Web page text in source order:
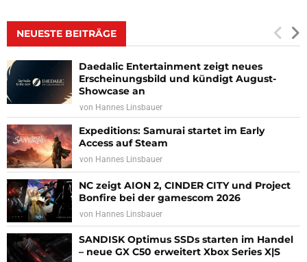
NEUESTE BEITRÄGE
Daedalic Entertainment zeigt neues
Erscheinungsbild und kündigt August-
Showcase an
von Hannes Linsbauer
Expeditions: Samurai startet im Early
Access auf Steam
von Hannes Linsbauer
NC zeigt AION 2, CINDER CITY und Project
Bonfire bei der gamescom 2026
von Hannes Linsbauer
SANDISK Optimus SSDs starten im Handel
– neue GX C50 erweitert Xbox Series X|S